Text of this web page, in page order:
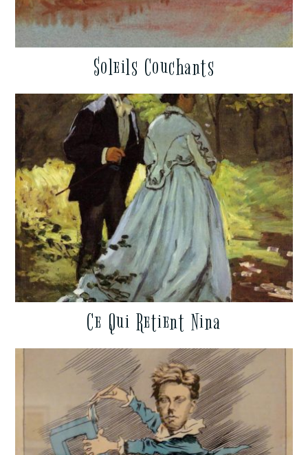
Soleils Couchants
Ce Qui Retient Nina